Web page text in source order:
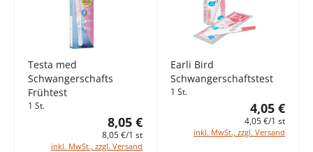
Testa med
Schwangerschafts
Frühtest
1 St.
8,05 €
8,05 €/1 st
inkl. MwSt., zzgl. Versand
Earli Bird
Schwangerschaftstest
1 St.
4,05 €
4,05 €/1 st
inkl. MwSt., zzgl. Versand